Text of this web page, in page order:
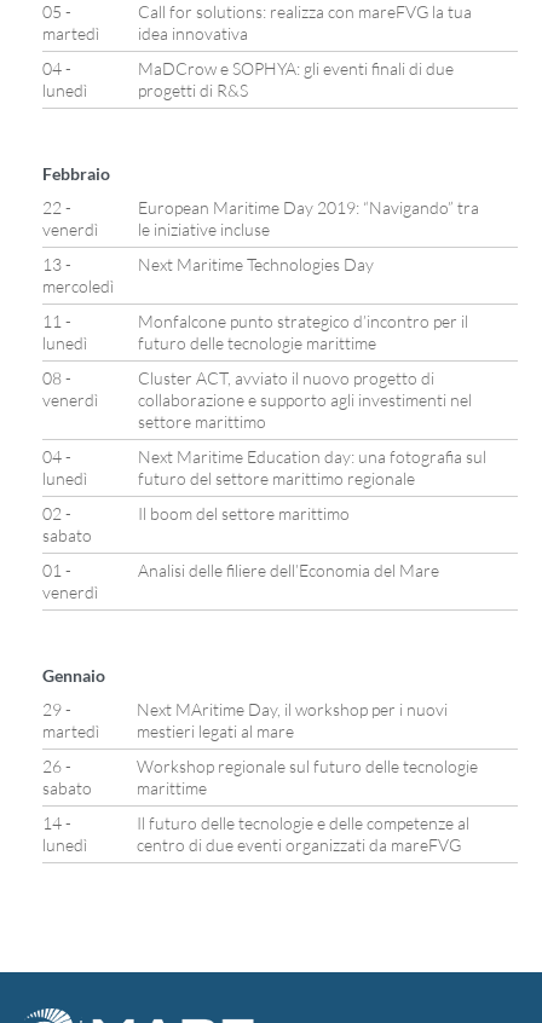
05 -
martedì
Call for solutions: realizza con mareFVG la tua
idea innovativa
04 -
lunedì
MaDCrow e SOPHYA: gli eventi finali di due
progetti di R&S
Febbraio
22 -
venerdì
European Maritime Day 2019: “Navigando” tra
le iniziative incluse
13 -
mercoledì
Next Maritime Technologies Day
11 -
lunedì
Monfalcone punto strategico d’incontro per il
futuro delle tecnologie marittime
08 -
venerdì
Cluster ACT, avviato il nuovo progetto di
collaborazione e supporto agli investimenti nel
settore marittimo
04 -
lunedì
Next Maritime Education day: una fotografia sul
futuro del settore marittimo regionale
02 -
sabato
Il boom del settore marittimo
01 -
venerdì
Analisi delle filiere dell’Economia del Mare
Gennaio
29 -
martedì
Next MAritime Day, il workshop per i nuovi
mestieri legati al mare
26 -
sabato
Workshop regionale sul futuro delle tecnologie
marittime
14 -
lunedì
Il futuro delle tecnologie e delle competenze al
centro di due eventi organizzati da mareFVG